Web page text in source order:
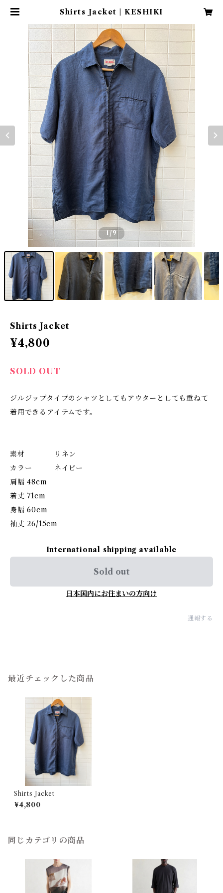
Shirts Jacket | KESHIKI
1/9
Shirts Jacket
¥4,800
SOLD OUT
ジルジップタイプのシャツとしてもアウターとしても重ねて
着用できるアイテムです。
素材 リネン
カラー ネイビー
肩幅 48cm
着丈 71cm
身幅 60cm
袖丈 26/15cm
International shipping available
Sold out
日本国内にお住まいの方向け
通報する
最近チェックした商品
Shirts Jacket
¥4,800
同じカテゴリの商品